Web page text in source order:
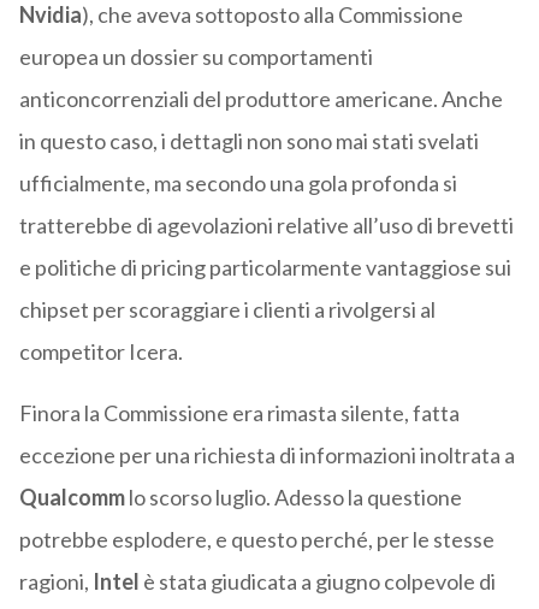
Nvidia), che aveva sottoposto alla Commissione
europea un dossier su comportamenti
anticoncorrenziali del produttore americane. Anche
in questo caso, i dettagli non sono mai stati svelati
ufficialmente, ma secondo una gola profonda si
tratterebbe di agevolazioni relative all’uso di brevetti
e politiche di pricing particolarmente vantaggiose sui
chipset per scoraggiare i clienti a rivolgersi al
competitor Icera.
Finora la Commissione era rimasta silente, fatta
eccezione per una richiesta di informazioni inoltrata a
Qualcommlo scorso luglio. Adesso la questione
potrebbe esplodere, e questo perché, per le stesse
ragioni, Intel è stata giudicata a giugno colpevole di